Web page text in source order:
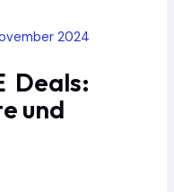
2024
Deals:
und